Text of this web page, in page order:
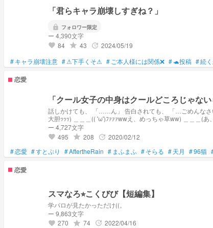
「君らキャラ崩壊しすぎね？」
lock フォロワー限定
ー 4,390文字
favorite 84 grade 43 update 2024/05/19
#キャラ崩壊注意 #⚠下手くそ⚠ # ご本人様には関係❌ #🐢投稿 #続
恋愛
「クール女子の中身はクールどころじゃない
話しかけても、 「……ん」 告白されても、 「…ごめんなさい」 美少女で図書室でよく一人でいて 静かでみんなから“クール系美少女”と呼ばれていて、 学園の王子からも目をつけられていたが、 ＿＿＿(うわｧｧｧ⤴︎ちょっと、この人
ー 4,727文字
favorite 495 grade 208 update 2020/02/12
#恋愛 #すとぷり #AftertheRain # まふまふ #そらる #天月 #96猫
恋愛
スマなろ⭐︎こくびび【短編集】
学パロが見たかっただけ((。
ー 9,863文字
favorite 270 grade 74 update 2022/04/16